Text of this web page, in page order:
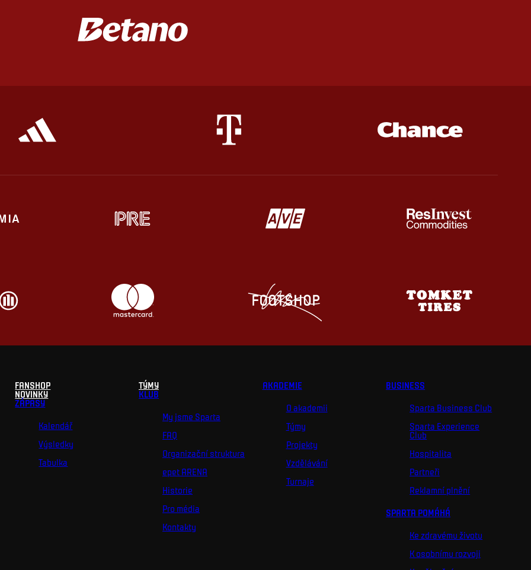
FANSHOP
NOVINKY
ZÁPASY
Kalendář
Výsledky
Tabulka
TÝMY
KLUB
My jsme Sparta
FAQ
Organizační struktura
epet ARENA
Historie
Pro média
Kontakty
AKADEMIE
O akademii
Týmy
Projekty
Vzdělávání
Turnaje
BUSINESS
Sparta Business Club
Sparta Experience
Club
Hospitalita
Partneři
Reklamní plnění
SPARTA POMÁHÁ
Ke zdravému životu
K osobnímu rozvoji